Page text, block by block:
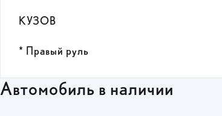
КУЗОВ
* Правый руль
Автомобиль в наличии